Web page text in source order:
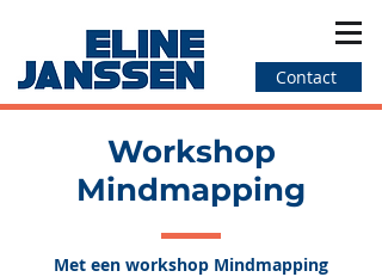
Contact
Workshop
Mindmapping
Met een workshop Mindmapping